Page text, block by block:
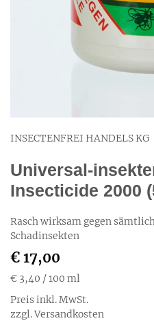
INSECTENFREI HANDELS KG
Universal-
Insecticide 2000
Rasch wirksam gegen
Schadinsekten
€ 17,00
€ 3,40 / 100 ml
Preis inkl. MwSt.
zzgl. Versandkosten